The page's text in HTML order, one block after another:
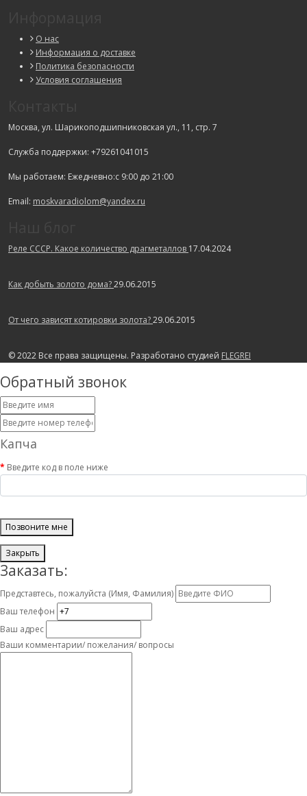
О нас
Информация о доставке
Политика безопасности
Условия соглашения
Москва, ул. Шарикоподшипниковская ул., 11, стр. 7
Служба поддержки: +79261041015
Мы работаем: Ежедневно:с 9:00 до 21:00
Email: moskvaradiolom@yandex.ru
Реле СССР. Какое количество драгметаллов 17.04.2024
Как добыть золото дома?29.06.2015
От чего зависят котировки золота?29.06.2015
© 2022 Все права защищены. Разработано студией FLEGREI
Обратный звонок
Капча
Введите код в поле ниже
Позвоните мне
Закрыть
Заказать:
Представтесь, пожалуйста (Имя, Фамилия)
Ваш телефон
Ваш адрес
Ваши комментарии/ пожелания/ вопросы